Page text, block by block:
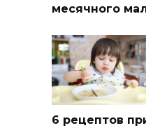
месячного
6 рецептов